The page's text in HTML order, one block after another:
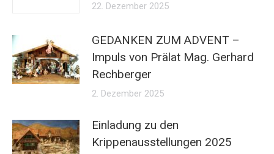
22. Dezember 2025
GEDANKEN ZUM ADVENT –
Impuls von Prälat Mag. Gerhard
Rechberger
2. Dezember 2025
Einladung zu den
Krippenausstellungen 2025